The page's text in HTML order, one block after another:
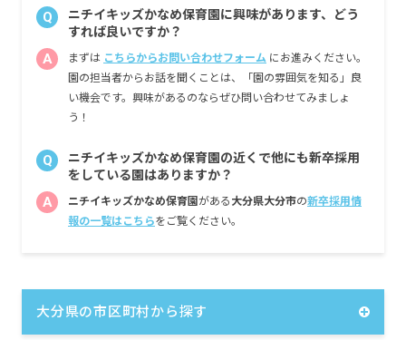
※評価期間中に基準に満たす勤務実績がない
等の事情がある場合は支給額が0円になります
※試用期間3カ月／同条件
Q
ニチイキッズかなめ保育園に興味があります、どう
すれば良いですか？
A まずは こちらからお問い合わせフォーム にお進みください。
園の担当者からお話を聞くことは、「園の雰囲気を知る」良
い機会です。興味があるのならぜひ問い合わせてみましょ
う！
Q
ニチイキッズかなめ保育園の近くで他にも新卒採用
をしている園はありますか？
A ニチイキッズかなめ保育園がある 大分県大分市の新卒採用情
報の一覧はこちらをご覧ください。
大分県の市区町村から探す